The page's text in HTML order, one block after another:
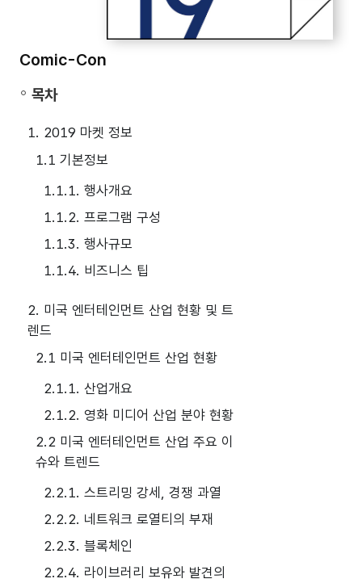
Comic-Con
목차
1. 2019 마켓 정보
1.1 기본정보
1.1.1. 행사개요
1.1.2. 프로그램 구성
1.1.3. 행사규모
1.1.4. 비즈니스 팁
2. 미국 엔터테인먼트 산업 현황 및 트
렌드
2.1 미국 엔터테인먼트 산업 현황
2.1.1. 산업개요
2.1.2. 영화 미디어 산업 분야 현황
2.2 미국 엔터테인먼트 산업 주요 이
슈와 트렌드
2.2.1. 스트리밍 강세, 경쟁 과열
2.2.2. 네트워크 로열티의 부재
2.2.3. 블록체인
2.2.4. 라이브러리 보유와 발견의